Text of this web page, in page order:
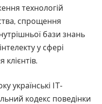
технологій
спрощення
бази знань
у сфері
українські IT-
кодекс поведінки